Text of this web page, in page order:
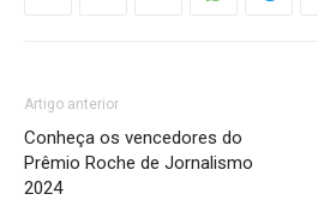
Artigo anterior
Conheça os vencedores do
Prêmio Roche de Jornalismo
2024